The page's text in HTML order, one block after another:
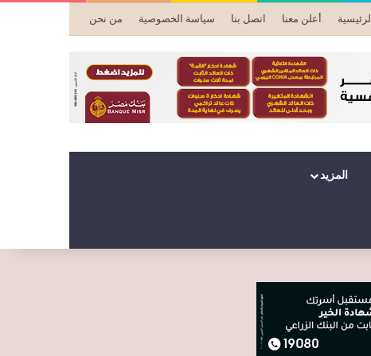
الرئيسية أعلن معنا اتصل بنا سياسة الخصوصية من نحن
المزيد